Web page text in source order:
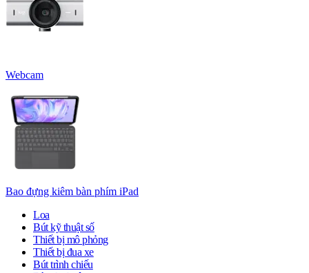
Webcam
Bao đựng kiêm bàn phím iPad
Loa
Bút kỹ thuật số
Thiết bị mô phỏng
Thiết bị đua xe
Bút trình chiếu